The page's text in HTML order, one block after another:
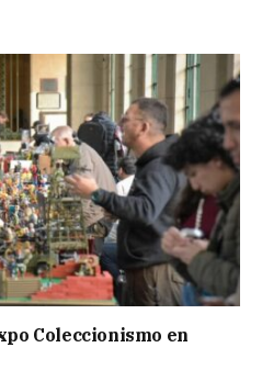
Coleccionismo en